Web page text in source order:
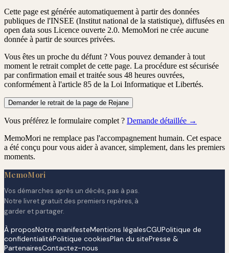
Cette page est générée automatiquement à partir des données
publiques de l'INSEE (Institut national de la statistique), diffusées en
open data sous Licence ouverte 2.0. MemoMori ne crée aucune
donnée à partir de sources privées.
Vous êtes un proche du défunt ? Vous pouvez demander à tout
moment le retrait complet de cette page. La procédure est sécurisée
par confirmation email et traitée sous 48 heures ouvrées,
conformément à l'article 85 de la Loi Informatique et Libertés.
Demander le retrait de la page de Rejane
Vous préférez le formulaire complet ? Demande détaillée →
MemoMori ne remplace pas l'accompagnement humain. Cet espace
a été conçu pour vous aider à avancer, simplement, dans les premiers
moments.
MemoMori
Vos démarches après un décès, pas à pas.
Notre livret gratuit des premiers repères, à
garder et partager.
À proposNotre manifesteMentions légalesCGUPolitique de
confidentialitéPolitique cookiesPlan du sitePresse &
PartenairesContactez-nous